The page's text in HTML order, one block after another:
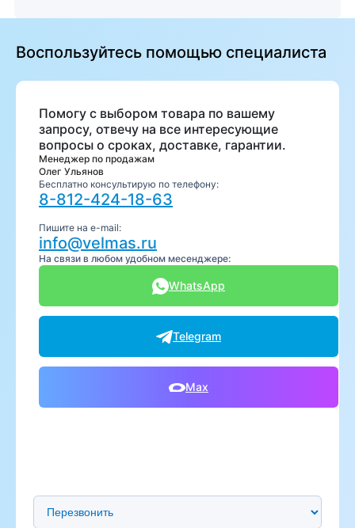
Воспользуйтесь помощью специалиста
Помогу с выбором товара по вашему
запросу, отвечу на все интересующие
вопросы о сроках, доставке, гарантии.
Менеджер по продажам
Олег Ульянов
Бесплатно консультирую по телефону:
8-812-424-18-63
Пишите на e-mail:
info@velmas.ru
На связи в любом удобном месенджере:
WhatsApp
Telegram
Max
Предпочтительный способ связи